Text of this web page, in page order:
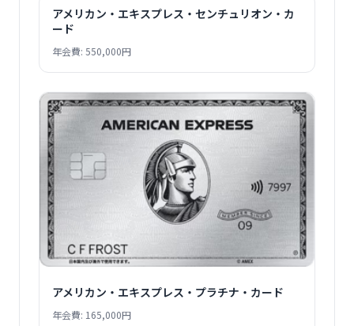
アメリカン・エキスプレス・センチュリオン・カ
ード
年会費: 550,000円
アメリカン・エキスプレス・プラチナ・カード
年会費: 165,000円